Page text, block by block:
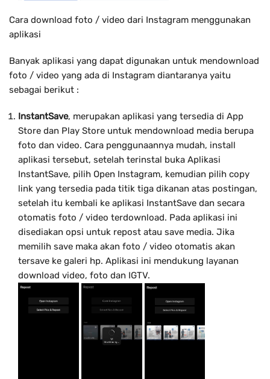
Cara download foto / video dari Instagram menggunakan
aplikasi
Banyak aplikasi yang dapat digunakan untuk mendownload
foto / video yang ada di Instagram diantaranya yaitu
sebagai berikut :
InstantSave, merupakan aplikasi yang tersedia di App
Store dan Play Store untuk mendownload media berupa
foto dan video. Cara penggunaannya mudah, install
aplikasi tersebut, setelah terinstal buka Aplikasi
InstantSave, pilih Open Instagram, kemudian pilih copy
link yang tersedia pada titik tiga dikanan atas postingan,
setelah itu kembali ke aplikasi InstantSave dan secara
otomatis foto / video terdownload. Pada aplikasi ini
disediakan opsi untuk repost atau save media. Jika
memilih save maka akan foto / video otomatis akan
tersave ke galeri hp. Aplikasi ini mendukung layanan
download video, foto dan IGTV.